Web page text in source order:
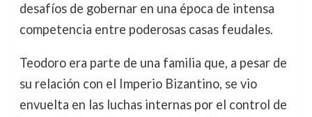
desafíos de gobernar en una época de intensa
competencia entre poderosas casas feudales.
Teodoro era parte de una familia que, a pesar de
su relación con el Imperio Bizantino, se vio
envuelta en las luchas internas por el control de